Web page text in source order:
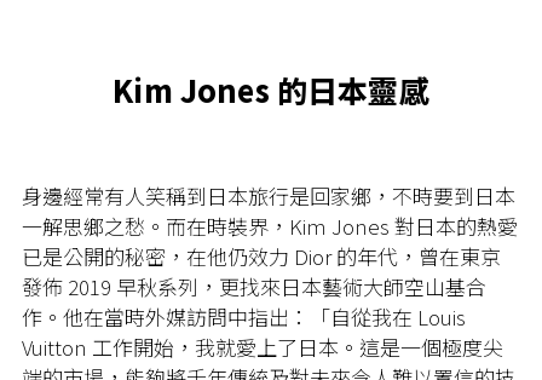
Kim Jones 的日本靈感
身邊經常有人笑稱到日本旅行是回家鄉，不時要到日本
一解思鄉之愁。而在時裝界，Kim Jones 對日本的熱愛
已是公開的秘密，在他仍效力 Dior 的年代，曾在東京
發佈 2019 早秋系列，更找來日本藝術大師空山基合
作。他在當時外媒訪問中指出：「自從我在 Louis
Vuitton 工作開始，我就愛上了日本。這是一個極度尖